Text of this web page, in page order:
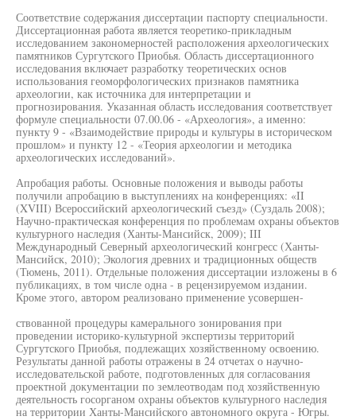
Соответствие содержания диссертации паспорту специальности.
Диссертационная работа является теоретико-прикладным
исследованием закономерностей расположения археологических
памятников Сургутского Приобья. Область диссертационного
исследования включает разработку теоретических основ
использования геоморфологических признаков памятника
археологии, как источника для интерпретации и
прогнозирования. Указанная область исследования соответствует
формуле специальности 07.00.06 - «Археология», а именно:
пункту 9 - «Взаимодействие природы и культуры в историческом
прошлом» и пункту 12 - «Теория археологии и методика
археологических исследований».
Апробация работы. Основные положения и выводы работы
получили апробацию в выступлениях на конференциях: «II
(XVIII) Всероссийский археологический съезд» (Суздаль 2008);
Научно-практическая конференция по проблемам охраны объектов
культурного наследия (Ханты-Мансийск, 2009); III
Международный Северный археологический конгресс (Ханты-
Мансийск, 2010); Экология древних и традиционных обществ
(Тюмень, 2011). Отдельные положения диссертации изложены в 6
публикациях, в том числе одна - в рецензируемом издании.
Кроме этого, автором реализовано применение усовершен-
ствованной процедуры камерального зонирования при
проведении историко-культурной экспертизы территорий
Сургутского Приобья, подлежащих хозяйственному освоению.
Результаты данной работы отражены в 24 отчетах о научно-
исследовательской работе, подготовленных для согласования
проектной документации по землеотводам под хозяйственную
деятельность госорганом охраны объектов культурного наследия
на территории Ханты-Мансийского автономного округа - Югры.